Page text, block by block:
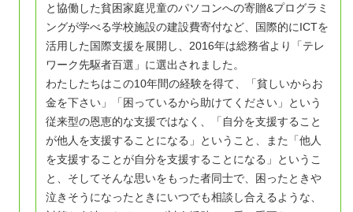
と協働した貧困家庭児童のパソコンへの寄贈&プログラミ
ングが学べる学校施設の建設費寄付など、国際的にICTを
活用した国際支援を展開し、2016年は総務省より「テレ
ワーク先駆者百選」に選出されました。
わたしたちはこの10年間の経験を得て、「貧しいからお
金を下さい」「困っているから助けてください」という
従来型の恩恵的な支援ではなく、「自分を支援すること
が他人を支援することになる」ということ、また「他人
を支援することが自分を支援することになる」というこ
と、そしてそんな思いをもった者同士で、困ったときや
泣きそうになったときにいつでも相談し合えるような、